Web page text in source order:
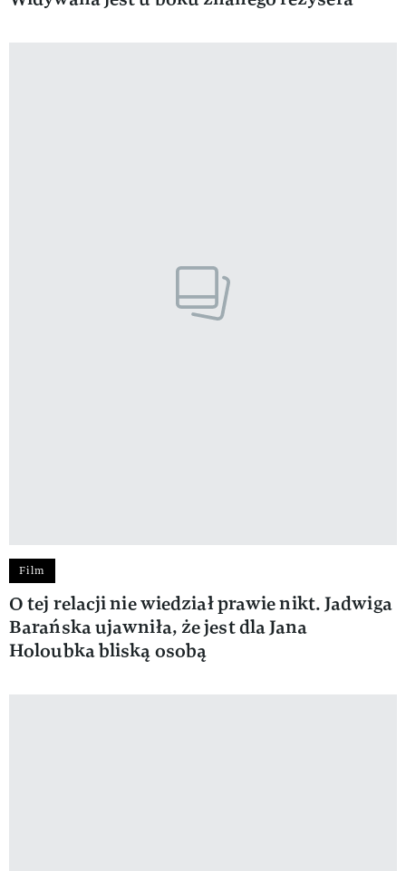
Film
O tej relacji nie wiedział prawie nikt. Jadwiga
Barańska ujawniła, że jest dla Jana
Holoubka bliską osobą